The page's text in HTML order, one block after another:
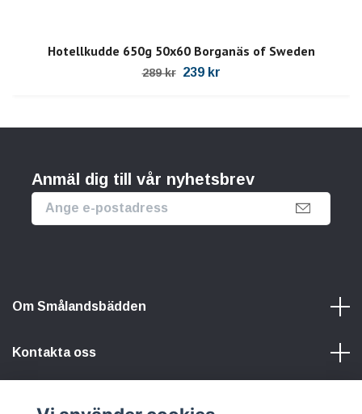
Hotellkudde 650g 50x60 Borganäs of Sweden
289 kr 239 kr
Anmäl dig till vår nyhetsbrev
Om Smålandsbädden
Kontakta oss